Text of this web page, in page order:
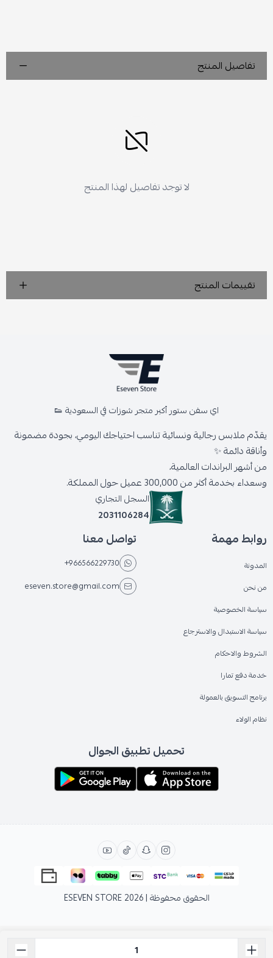
تفاصيل المنتج
لا توجد تفاصيل لهذا المنتج
تقييمات المنتج
اي سفن ستور أكبر متجر شوزات في السعودية 👟
يقدّم ملابس رجالية ونسائية تناسب احتياجك اليومي، بجودة مضمونة
وأناقة دائمة ✨
من أشهر البراندات العالمية،
وسعداء بخدمة أكثر من 300,000 عميل حول المملكة.
السجل التجاري
2031106284
روابط مهمة
المدونة
من نحن
سياسة الخصوصية
سياسة الاستبدال والاسترجاع
الشروط والاحكام
خدمة دفع تمارا
برنامج التسويق بالعمولة
نظام الولاء
تواصل معنا
+966566229730
eseven.store@gmail.com
تحميل تطبيق الجوال
الحقوق محفوظة | 2026 ESEVEN STORE